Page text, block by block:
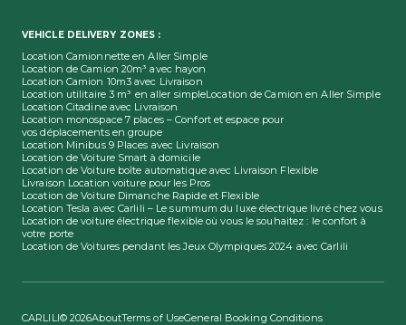
VEHICLE DELIVERY ZONES :
Location Camionnette en Aller Simple
Location de Camion 20m³ avec hayon
Location Camion 10m3 avec Livraison
Location utilitaire 3 m³ en aller simpleLocation de Camion en Aller Simple
Location Citadine avec Livraison
Location monospace 7 places – Confort et espace pour
vos déplacements en groupe
Location Minibus 9 Places avec Livraison
Location de Voiture Smart à domicile
Location de Voiture boîte automatique avec Livraison Flexible
Livraison Location voiture pour les Pros
Location de Voiture Dimanche Rapide et Flexible
Location Tesla avec Carlili – Le summum du luxe électrique livré chez vous
Location de voiture électrique flexible où vous le souhaitez : le confort à
votre porte
Location de Voitures pendant les Jeux Olympiques 2024 avec Carlili
CARLILI© 2026AboutTerms of UseGeneral Booking Conditions